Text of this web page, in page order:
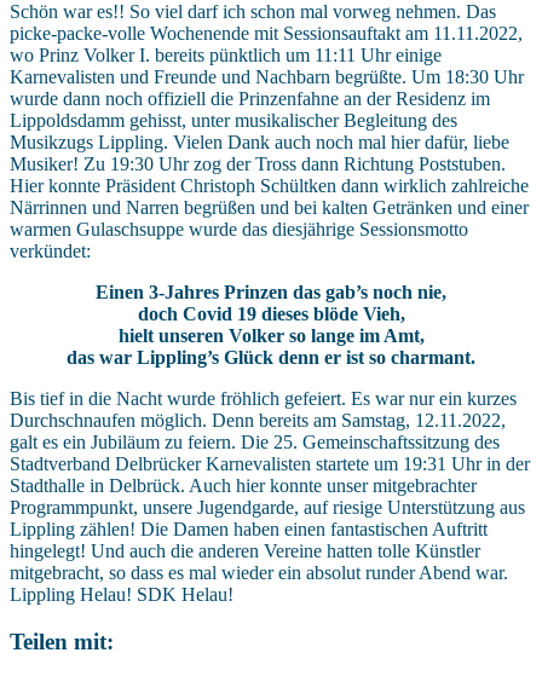
Schön war es!! So viel darf ich schon mal vorweg nehmen. Das
picke-packe-volle Wochenende mit Sessionsauftakt am 11.11.2022,
wo Prinz Volker I. bereits pünktlich um 11:11 Uhr einige
Karnevalisten und Freunde und Nachbarn begrüßte. Um 18:30 Uhr
wurde dann noch offiziell die Prinzenfahne an der Residenz im
Lippoldsdamm gehisst, unter musikalischer Begleitung des
Musikzugs Lippling. Vielen Dank auch noch mal hier dafür, liebe
Musiker! Zu 19:30 Uhr zog der Tross dann Richtung Poststuben.
Hier konnte Präsident Christoph Schültken dann wirklich zahlreiche
Närrinnen und Narren begrüßen und bei kalten Getränken und einer
warmen Gulaschsuppe wurde das diesjährige Sessionsmotto
verkündet:
Einen 3-Jahres Prinzen das gab’s noch nie,
doch Covid 19 dieses blöde Vieh,
hielt unseren Volker so lange im Amt,
das war Lippling’s Glück denn er ist so charmant.
Bis tief in die Nacht wurde fröhlich gefeiert. Es war nur ein kurzes
Durchschnaufen möglich. Denn bereits am Samstag, 12.11.2022,
galt es ein Jubiläum zu feiern. Die 25. Gemeinschaftssitzung des
Stadtverband Delbrücker Karnevalisten startete um 19:31 Uhr in der
Stadthalle in Delbrück. Auch hier konnte unser mitgebrachter
Programmpunkt, unsere Jugendgarde, auf riesige Unterstützung aus
Lippling zählen! Die Damen haben einen fantastischen Auftritt
hingelegt! Und auch die anderen Vereine hatten tolle Künstler
mitgebracht, so dass es mal wieder ein absolut runder Abend war.
Lippling Helau! SDK Helau!
Teilen mit: